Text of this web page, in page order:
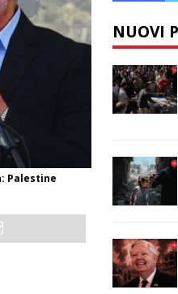
Palestine
NUOVI